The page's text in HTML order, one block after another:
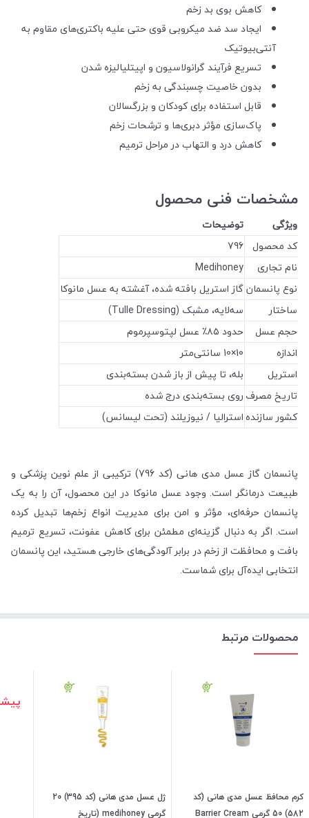
کاهش بوی بد زخم
ایجاد سد ضد میکروبی قوی حتی علیه باکتری‌های مقاوم به
آنتی‌بیوتیک
تسریع فرآیند گرانولاسیون و اپیتلیالیزه شدن
بدون خاصیت چسبندگی به زخم
قابل استفاده برای کودکان و بزرگسالان
پاک‌سازی مؤثر دبری‌ها و ترشحات زخم
کاهش درد و التهاب در مراحل ترمیم
مشخصات فنی محصول
ویژگی
توضیحات
کد محصول 796
نام تجاری
Medihoney
نوع پانسمانگاز استریل بافته شده، آغشته به عسل مانوکا
ساختار
سه‌لایه، مشبک (Tulle Dressing)
حجم عسل
حدود ۸۵٪ عسل لپتوسپرموم
اندازه
10×10 سانتی‌متر
استریل
بله، تا پیش از باز شدن بسته‌بندی
تاریخ مصرف روی بسته‌بندی درج شده
کشور سازندهاسترالیا / نیوزیلند (تحت لیسانس)
پانسمان گاز عسل مدی هانی (کد 796) ترکیبی از علم نوین پزشکی و
طبیعت درمانگر است. وجود عسل مانوکا در این محصول، آن را به یک
پانسمان حرفه‌ای، مؤثر و امن برای مدیریت انواع زخم‌ها تبدیل کرده
است. اگر به دنبال گزینه‌ای مطمئن برای کاهش عفونت، تسریع ترمیم
بافت و محافظت از زخم در برابر آلودگی‌های خارجی هستید، این پانسمان
انتخابی ایده‌آل برای شماست.
محصولات مرتبط
کرم محافظ عسل مدی هانی (کد
582) 50 گرمی Barrier Cream
ژل عسل مدی هانی (کد 395) 20
گرمی medihoney (تاریخ